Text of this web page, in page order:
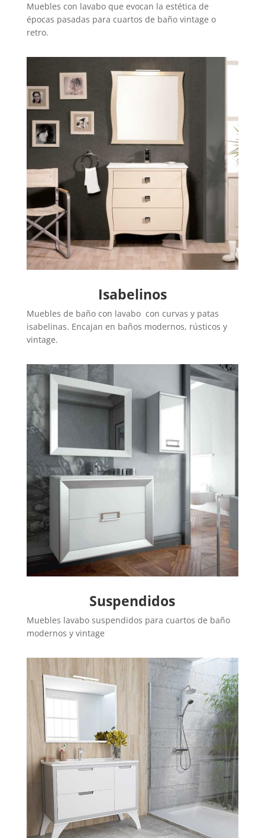
Muebles con lavabo que evocan la estética de
épocas pasadas para cuartos de baño vintage o
retro.
Isabelinos
Muebles de baño con lavabo con curvas y patas
isabelinas. Encajan en baños modernos, rústicos y
vintage.
Suspendidos
Muebles lavabo suspendidos para cuartos de baño
modernos y vintage